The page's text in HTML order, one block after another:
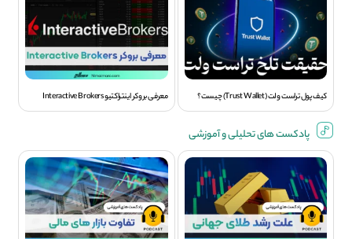
کیف پول تراست ولت (Trust Wallet) چیست؟ معرفی بروکر اینتراکتیو Interactive Brokers
پادکست های تحلیلی و آموزشی